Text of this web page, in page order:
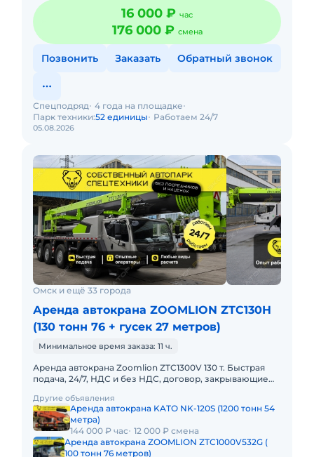
16 000 ₽ час
176 000 ₽ смена
Позвонить Заказать Обратный звонок
05.08.2026
Спецподряд 4 года на площадке
Парк техники:52 единицы Работаем 24/7
Омск и ещё 33 города
Аренда автокрана ZOOMLION ZTC130H
(130 тонн 76 + гусек 27 метров)
Минимальное время заказа: 11 ч.
Аренда автокрана Zoomlion ZTC1300V 130 т. Быстрая
подача, 24/7, НДС и без НДС, договор, закрывающие
130 ТОННПредо
Другие объявления
Аренда автокрана KATO NK-120S (1200 тонн 54
метра)
144 000 ₽ час
12 000 ₽ смена
Аренда автокрана ZOOMLION ZTC1000V532G (
100 тонн 76 метров)